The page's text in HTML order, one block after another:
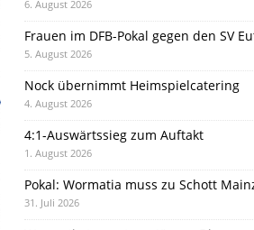
6. August 2026
Frauen im DFB-Pokal gegen den SV
5. August 2026
Nock übernimmt Heimspielcatering
4. August 2026
4:1-Auswärtssieg zum Auftakt
1. August 2026
Pokal: Wormatia muss zu Schott
31. Juli 2026